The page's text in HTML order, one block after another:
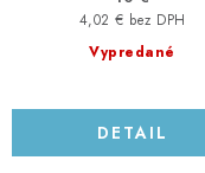
Vypredané
4,02 € bez DPH
DETAIL